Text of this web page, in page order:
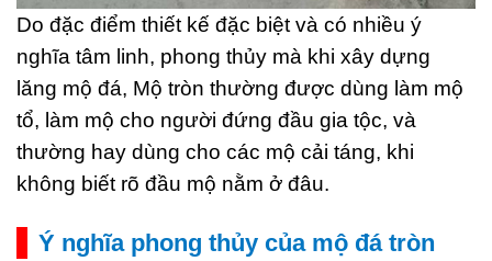
Do đặc điểm thiết kế đặc biệt và có nhiều ý
nghĩa tâm linh, phong thủy mà khi xây dựng
lăng mộ đá, Mộ tròn thường được dùng làm mộ
tổ, làm mộ cho người đứng đầu gia tộc, và
thường hay dùng cho các mộ cải táng, khi
không biết rõ đầu mộ nằm ở đâu.
Ý nghĩa phong thủy của mộ đá tròn